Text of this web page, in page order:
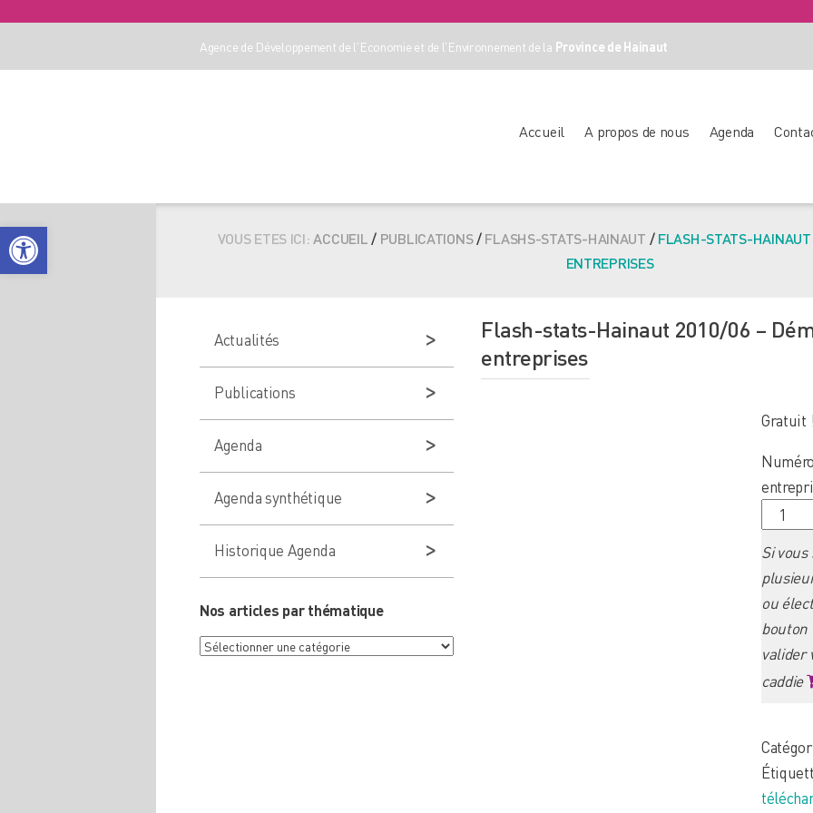
Agence de Développement de l'Economie et de l'Environnement de la Province de Hainaut
Accueil A propos de nous Agenda
VOUS ETES ICI: ACCUEIL/ PUBLICATIONS/FLASHS-STATS-HAINAUT /FLASH-STATS-
ENTREPRISES
Flash-stats-Hainaut 2010/06 –
entreprises
Gratuit
de
Flash-
stats-
Hainaut
2010/06
-
Si
ou
bouton
valider
caddie
Actualités
Publications
Agenda
Agenda synthétique
Historique Agenda
Nos articles par thématique
Nos
articles
Ouvrir la barre d’outils